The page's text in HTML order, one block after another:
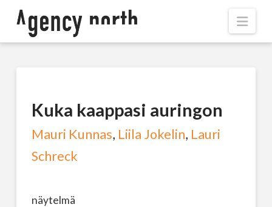
Kuka kaappasi auringon
Mauri Kunnas, Liila Jokelin, Lauri
Schreck
näytelmä